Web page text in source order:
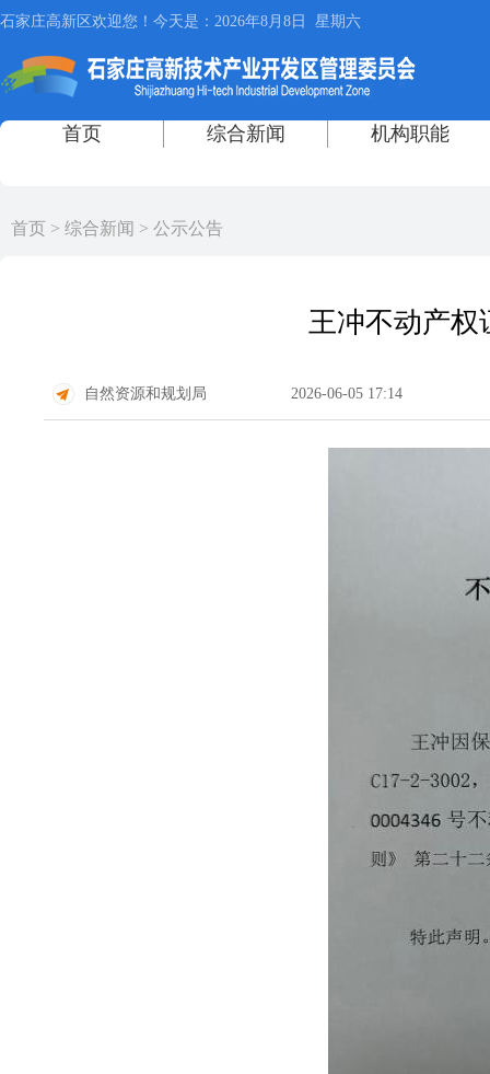
首页 > 综合新闻 > 公示公告
王冲不动产权
自然资源和规划局 2026-06-05 17:14